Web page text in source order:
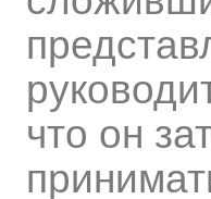
что он